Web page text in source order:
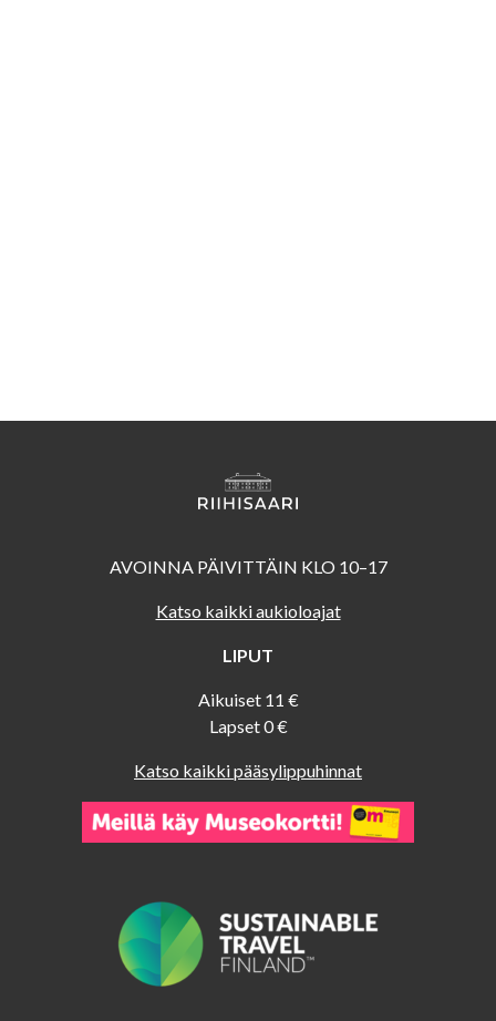
AVOINNA PÄIVITTÄIN KLO 10–17
Katso kaikki aukioloajat
LIPUT
Aikuiset 11 €
Lapset 0 €
Katso kaikki pääsylippuhinnat